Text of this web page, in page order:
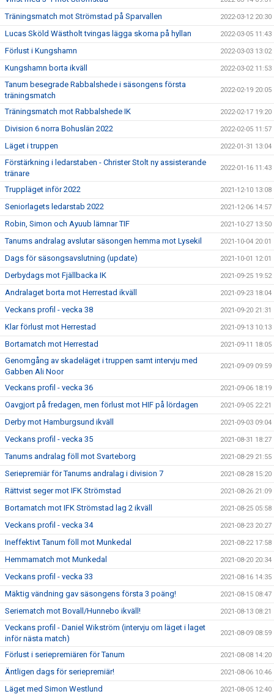
Träningsmatch mot Strömstad på Sparvallen 2022-03-12 20:30
Lucas Sköld Wästholt tvingas lägga skorna på hyllan 2022-03-05 11:43
Förlust i Kungshamn 2022-03-03 13:02
Kungshamn borta ikväll 2022-03-02 11:53
Tanum besegrade Rabbalshede i säsongens första
träningsmatch
2022-02-19 20:05
Träningsmatch mot Rabbalshede IK 2022-02-17 19:20
Division 6 norra Bohuslän 2022 2022-02-05 11:57
Läget i truppen 2022-01-31 13:04
Förstärkning i ledarstaben - Christer Stolt ny assisterande
tränare
2022-01-16 11:43
Truppläget inför 2022 2021-12-10 13:08
Seniorlagets ledarstab 2022 2021-12-06 14:57
Robin, Simon och Ayuub lämnar TIF 2021-10-27 13:50
Tanums andralag avslutar säsongen hemma mot Lysekil 2021-10-04 20:01
Dags för säsongsavslutning (update) 2021-10-01 12:01
Derbydags mot Fjällbacka IK 2021-09-25 19:52
Andralaget borta mot Herrestad ikväll 2021-09-23 18:04
Veckans profil - vecka 38 2021-09-20 21:31
Klar förlust mot Herrestad 2021-09-13 10:13
Bortamatch mot Herrestad 2021-09-11 18:05
Genomgång av skadeläget i truppen samt intervju med
Gabben Ali Noor
2021-09-09 09:59
Veckans profil - vecka 36 2021-09-06 18:19
Oavgjort på fredagen, men förlust mot HIF på lördagen 2021-09-05 22:21
Derby mot Hamburgsund ikväll 2021-09-03 09:04
Veckans profil - vecka 35 2021-08-31 18:27
Tanums andralag föll mot Svarteborg 2021-08-29 21:55
Seriepremiär för Tanums andralag i division 7 2021-08-28 15:20
Rättvist seger mot IFK Strömstad 2021-08-26 21:09
Bortamatch mot IFK Strömstad lag 2 ikväll 2021-08-25 05:58
Veckans profil - vecka 34 2021-08-23 20:27
Ineffektivt Tanum föll mot Munkedal 2021-08-22 17:58
Hemmamatch mot Munkedal 2021-08-20 20:34
Veckans profil - vecka 33 2021-08-16 14:35
Mäktig vändning gav säsongens första 3 poäng! 2021-08-15 08:47
Seriematch mot Bovall/Hunnebo ikväll! 2021-08-13 08:21
Veckans profil - Daniel Wikström (intervju om läget i laget
inför nästa match)
2021-08-09 08:59
Förlust i seriepremiären för Tanum 2021-08-08 14:20
Äntligen dags för seriepremiär! 2021-08-06 10:46
Läget med Simon Westlund 2021-08-05 12:40